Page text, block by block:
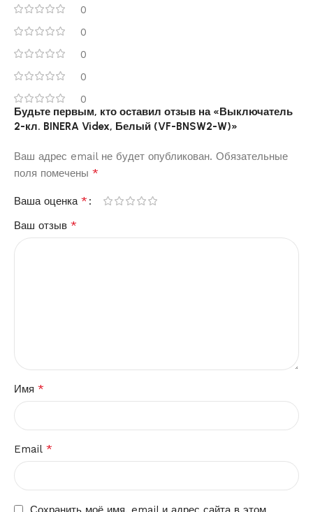
0
0
0
0
0
Будьте первым, кто оставил отзыв на «Выключатель
2-кл. BINERA Videx, Белый (VF-BNSW2-W)»
Ваш адрес email не будет опубликован. Обязательные
поля помечены *
Ваша оценка *
Ваш отзыв *
Имя *
Email *